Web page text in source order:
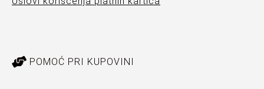
POMOĆ PRI KUPOVINI